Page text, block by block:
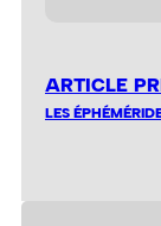
ARTICLE
LES